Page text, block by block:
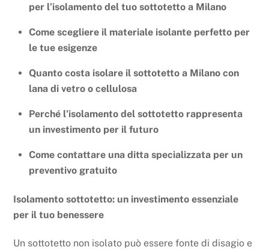
per l’isolamento del tuo sottotetto a Milano
Come scegliere il materiale isolante perfetto per
le tue esigenze
Quanto costa isolare il sottotetto a Milano con
lana di vetro o cellulosa
Perché l’isolamento del sottotetto rappresenta
un investimento per il futuro
Come contattare una ditta specializzata per un
preventivo gratuito
Isolamento sottotetto: un investimento essenziale
per il tuo benessere
Un sottotetto non isolato può essere fonte di disagio e